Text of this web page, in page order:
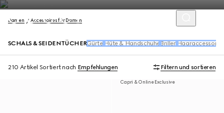
Damen Accessoires für Damen
SCHALS & SEIDENTÜCHERGürtel Hüte & Handschuhe Brillen
210 Artikel Sortiert nach Empfehlungen Filtern und sortieren
Capri & Online Exclusive